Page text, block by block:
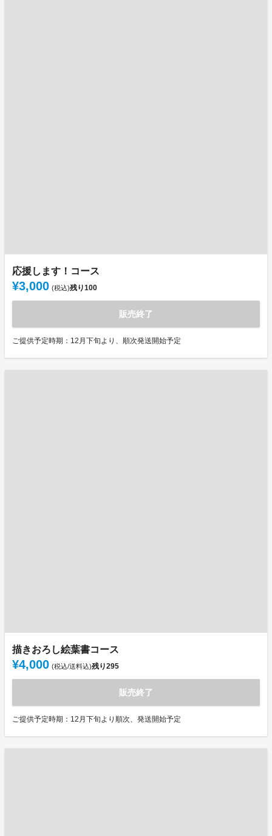
応援します！コース
¥3,000 (税込)残り100
販売終了
ご提供予定時期：12月下旬より、順次発送開始予定
描きおろし絵葉書コース
¥4,000 (税込/送料込)残り295
販売終了
ご提供予定時期：12月下旬より順次、発送開始予定